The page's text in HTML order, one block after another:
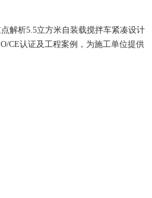
解析5.5立方米自装载搅拌车紧凑设计
CE认证及工程案例，为施工单位提供